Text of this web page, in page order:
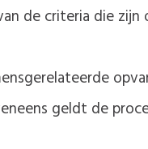
de criteria die
geldt de